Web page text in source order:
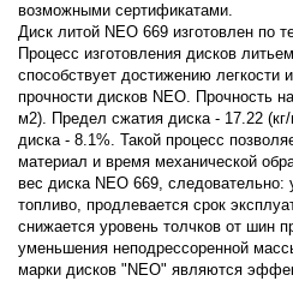
возможными сертификатами.
Диск литой NEO 669 изготовлен по
Процесс изготовления дисков
способствует достижению легкости
прочности дисков NEO. Прочность
м2). Предел сжатия диска - 17.22
диска - 8.1%. Такой процесс
материал и время механической
вес диска NEO 669,
топливо, продлевается срок
снижается уровень толчков от шин
уменьшения неподрессоренной
марки дисков "NEO" являются